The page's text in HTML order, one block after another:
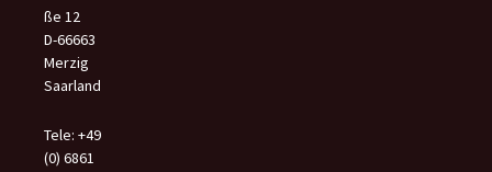
ße 12
D-66663
Merzig
Saarland
Tele: +49
(0) 6861